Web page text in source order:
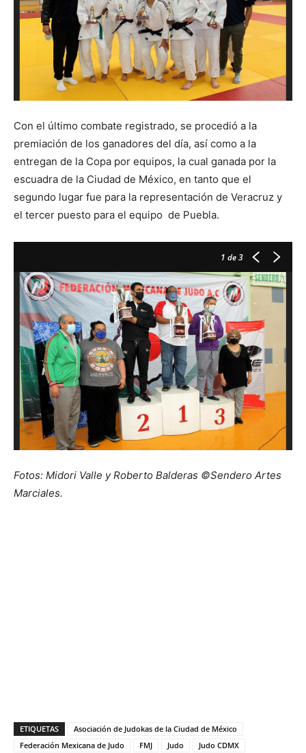
Con el último combate registrado, se procedió a la
premiación de los ganadores del día, así como a la
entregan de la Copa por equipos, la cual ganada por la
escuadra de la Ciudad de México, en tanto que el
segundo lugar fue para la representación de Veracruz y
el tercer puesto para el equipo de Puebla.
1 de 3
Fotos: Midori Valle y Roberto Balderas ©Sendero Artes
Marciales.
ETIQUETAS
Asociación de Judokas de la Ciudad de México
Federación Mexicana de Judo
FMJ Judo Judo CDMX